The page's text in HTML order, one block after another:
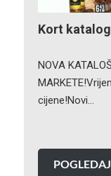
Kort
NOVA
cijene!Novi…
POGLEDAJ